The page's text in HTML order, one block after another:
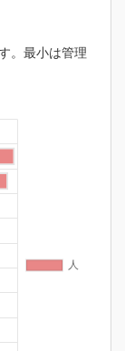
。最小は管理